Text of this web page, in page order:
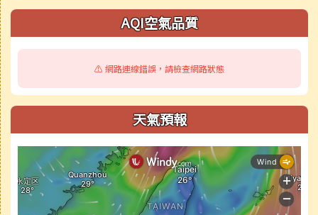
AQI空氣品質
⚠️ 網路連線錯誤，請檢查網路狀態
天氣預報